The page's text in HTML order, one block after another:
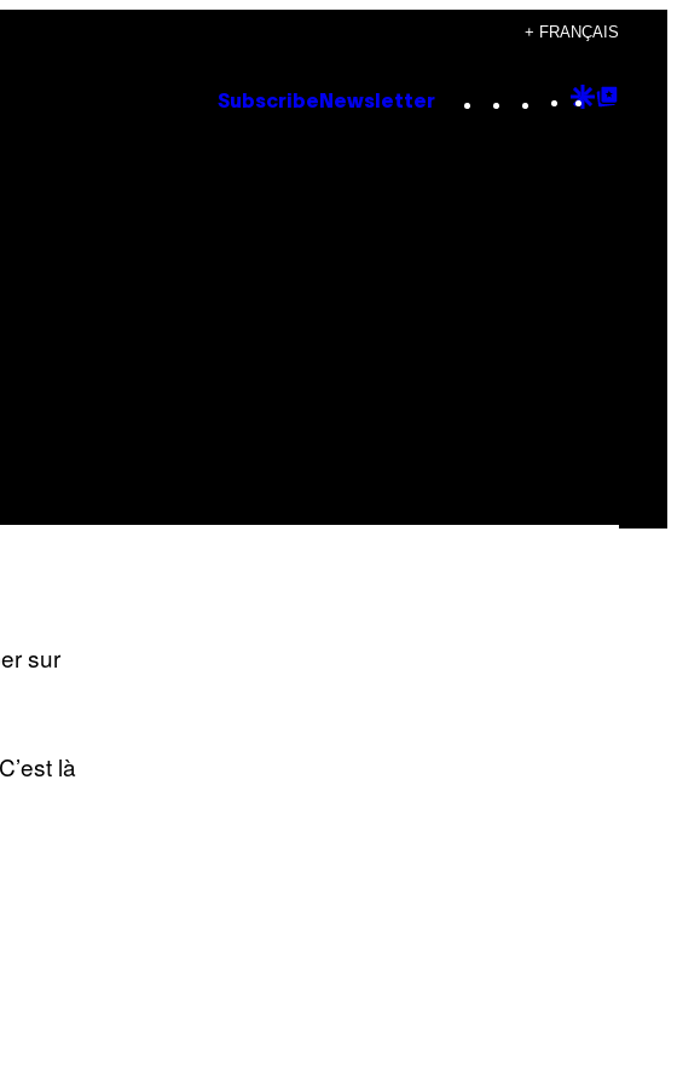
+ FRANÇAIS
Subscribe Newsletter Instagram
TikTok
YouTube
Google
sur
là